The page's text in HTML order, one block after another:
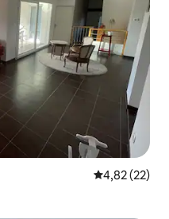
საშუალო
4,82 (22)